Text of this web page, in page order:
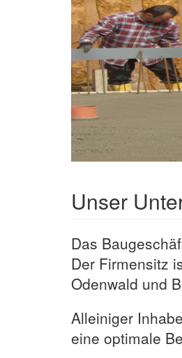
Unser
Das
Der Firmensitz
Odenwald und
Alleiniger
eine optimale